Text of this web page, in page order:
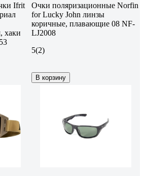
Ifrit
хаки
Очки поляризационные Norfin
for Lucky John линзы
коричные, плавающие 08 NF-
LJ2008
5(2)
В корзину